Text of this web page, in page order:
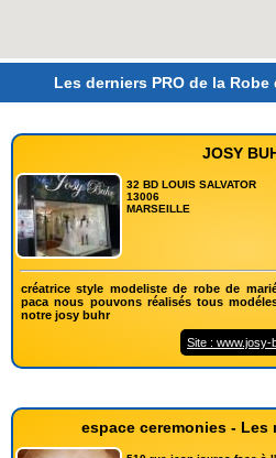
Les derniers PRO de la
JOSY
32 BD LOUIS SALVATOR
13006
MARSEILLE
créatrice style modeliste de robe de
paca nous pouvons réalisés tous
notre josy buhr
Site : www.josy-
espace ceremonies - Les